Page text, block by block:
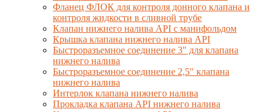
Фланец ФЛОК для контроля донного клапана и
контроля жидкости в сливной трубе
Клапан нижнего налива API с манифольдом
Крышка клапана нижнего налива API
Быстроразъемное соединение 3" для клапана
нижнего налива
Быстроразъемное соединение 2,5" клапана
нижнего налива
Интерлок клапана нижнего налива
Прокладка клапана API нижнего налива